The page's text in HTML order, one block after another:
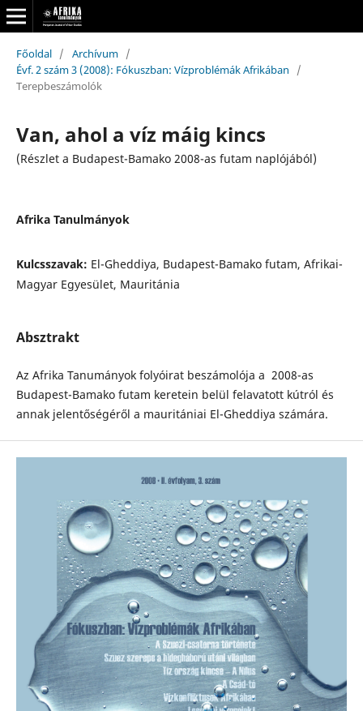
Főoldal / Archívum /
Évf. 2 szám 3 (2008): Fókuszban: Vízproblémák Afrikában
/
Terepbeszámolók
Van, ahol a víz máig kincs
(Részlet a Budapest-Bamako 2008-as futam naplójából)
Afrika Tanulmányok
Kulcsszavak: El-Gheddiya, Budapest-Bamako futam, Afrikai-
Magyar Egyesület, Mauritánia
Absztrakt
Az Afrika Tanumányok folyóirat beszámolója a 2008-as
Budapest-Bamako futam keretein belül felavatott kútról és
annak jelentőségéről a mauritániai El-Gheddiya számára.